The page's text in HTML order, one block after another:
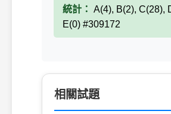
統計： A(4), B(2), C(28),
E(0) #309172
相關試題